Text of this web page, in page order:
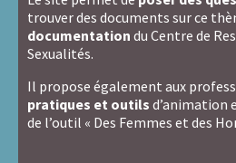
trouver des documents sur ce
documentation du Centre de
Sexualités.
Il propose également aux
pratiques et outils d’animation
de l’outil « Des Femmes et des